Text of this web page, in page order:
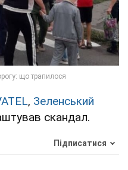
, Зеленський
скандал.
Підписатися